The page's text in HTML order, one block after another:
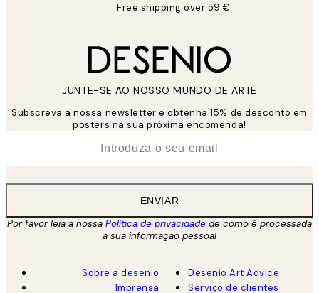
Free shipping over 59 €
JUNTE-SE AO NOSSO MUNDO DE ARTE
Subscreva a nossa newsletter e obtenha 15% de desconto em
posters na sua próxima encomenda!
ENVIAR
Por favor leia a nossa Política de privacidade de como é processada
a sua informação pessoal
Sobre a desenio
Imprensa
Desenio Art Advice
Serviço de clientes